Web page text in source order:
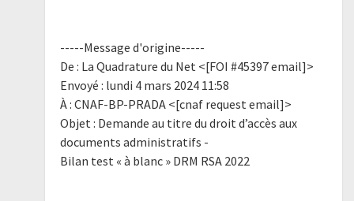
-----Message d'origine-----
De : La Quadrature du Net <[FOI #45397 email]>
Envoyé : lundi 4 mars 2024 11:58
À : CNAF-BP-PRADA <[cnaf request email]>
Objet : Demande au titre du droit d’accès aux
documents administratifs -
Bilan test « à blanc » DRM RSA 2022